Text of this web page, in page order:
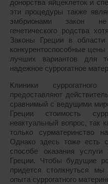
донорства яйцеклеток и
эти процедуры также
эмбрионами закон не
генетического родства
Законы Греции в области
конкурентоспособные
лучших вариантов для
надежное суррогатное
Клиники
предоставляют
сравнимый с ведущими
Греции стоимость
неактуальный вопрос, так
только сурматеринство
Однако здесь тоже есть
способе оказания услуги
Греции. Чтобы будущие
придется столкнуться
опыта суррогатного